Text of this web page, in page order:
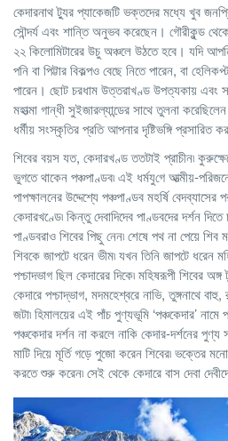
কেদারনাথ ট্যুর প্যাকেজটি ভক্তদের মধ্যে খুব
সৌন্দর্য এবং শান্তি অনুভব করেছেন। গৌরীকুন্ড
২২ কিলোমিটারের উচু অঞ্চলে উঠতে হবে। যদি
পনি বা পিট্টার বিকল্পও বেছে নিতে পারেন, বা
পারেন। ছোট চরধাম উত্তরাখণ্ড উপত্যকায় এবং
মহাত্মা গান্ধী সুইজারল্যান্ডের সাথে তুলনা
ধর্মীয় সংস্কৃতির প্রতি আপনার দৃষ্টিভঙ্গি প্রসারিত
শিবের বয়স যত, কেদারখণ্ড ততটাই প্রাচীন৷
ভুগতে থাকেন পঞ্চপাণ্ডব৷ এই ধর্মযু‌গে আত্মীয়-
পাপক্ষালনের উদ্দেশ্যে পঞ্চপাণ্ডব মহর্ষি বেদব্যাসের
কেদারখণ্ডে৷ কিন্তু দেবাদিদেব পাণ্ডবদের দর্শন
পাণ্ডবরাও শিবের পিছু নেন৷ শেষে পথ না পেয়ে
শিবকে জাপটে ধরেন ভীম৷ যখন তিনি জাপটে ধরেন
পশ্চাদভাগ ছিল কেদারের দিকে৷ মহিষরূপী শিবের
কেদারে পশ্চাদ্ভাগ, মদমহেশ্বরে নাভি, তুঙ্গনাথে
জটা৷ হিমালয়ের এই পাঁচ পুণ্যভূমি ‘পঞ্চকেদার’
পঞ্চকেদার দর্শন না করলে নাকি কেদার-দর্শনের
মাটি দিয়ে মূর্তি গড়ে পুজো করেন শিবের৷ ভক্তের
করতে শুরু করেন৷ সেই থেকে কেদারে বাস দেবা